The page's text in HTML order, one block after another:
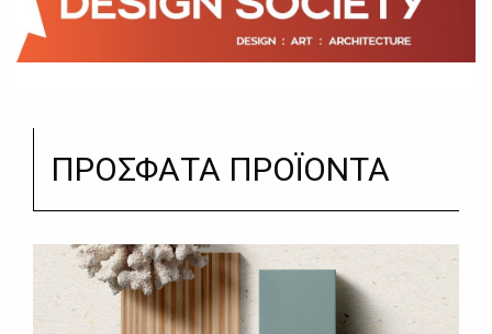
ΠΡΟΣΦΑΤΑ ΠΡΟΪΟΝΤΑ